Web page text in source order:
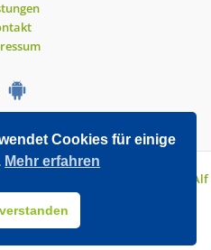
| Entwickelt mit WordPress von
Alf
Cookies für einige
Mehr erfahren